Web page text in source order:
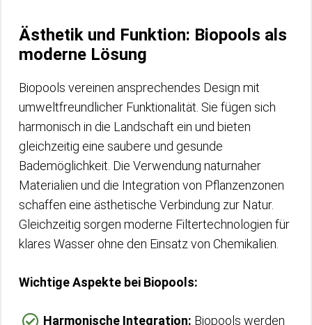
Ästhetik und Funktion: Biopools als
moderne Lösung
Biopools vereinen ansprechendes Design mit
umweltfreundlicher Funktionalität. Sie fügen sich
harmonisch in die Landschaft ein und bieten
gleichzeitig eine saubere und gesunde
Bademöglichkeit. Die Verwendung naturnaher
Materialien und die Integration von Pflanzenzonen
schaffen eine ästhetische Verbindung zur Natur.
Gleichzeitig sorgen moderne Filtertechnologien für
klares Wasser ohne den Einsatz von Chemikalien.
Wichtige Aspekte bei Biopools:
Harmonische Integration: Biopools werden